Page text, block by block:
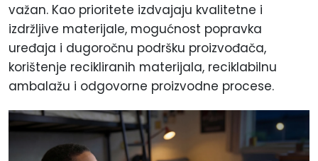
važan. Kao prioritete izdvajaju kvalitetne i
izdržljive materijale, mogućnost popravka
uređaja i dugoročnu podršku proizvođača,
korištenje recikliranih materijala, reciklabilnu
ambalažu i odgovorne proizvodne procese.